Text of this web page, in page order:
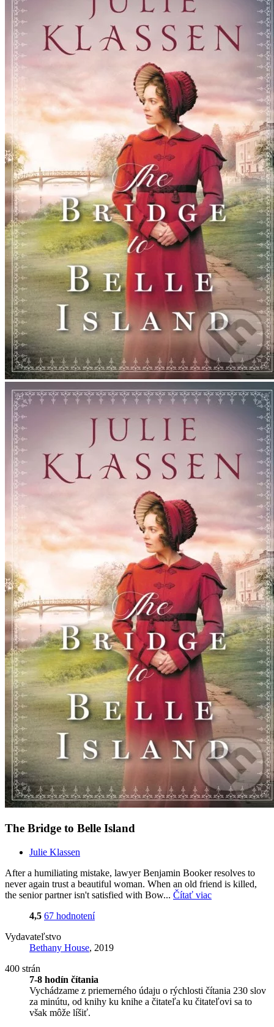
The Bridge to Belle Island
Julie Klassen
After a humiliating mistake, lawyer Benjamin Booker resolves to
never again trust a beautiful woman. When an old friend is killed,
the senior partner isn't satisfied with Bow... Čítať viac
4,5 67 hodnotení
Vydavateľstvo
Bethany House, 2019
400 strán
7-8 hodín čítania
Vychádzame z priemerného údaju o rýchlosti čítania 230 slov
za minútu, od knihy ku knihe a čitateľa ku čitateľovi sa to
však môže líšiť.